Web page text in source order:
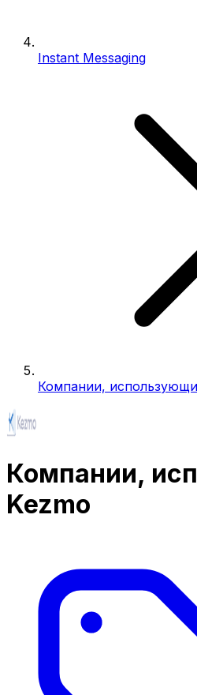
Instant Messaging
Компании,
Компании,
Kezmo